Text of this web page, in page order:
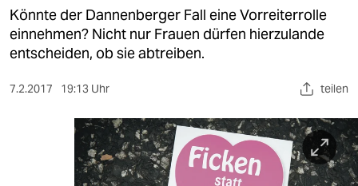
kultur
sport
berlin
Könnte der Dannenberger Fall eine Vorreiterrolle
einnehmen? Nicht nur Frauen dürfen hierzulande
entscheiden, ob sie abtreiben.
7.2.2017 19:13 Uhr teilen